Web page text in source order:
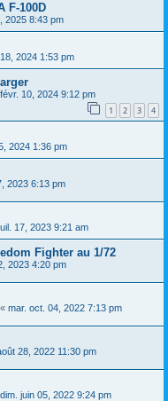
F-100D
2025 8:43 pm
2024 1:53 pm
10, 2024 9:12 pm
1 2 3 4
2024 1:36 pm
2023 6:13 pm
17, 2023 9:21 am
Fighter au 1/72
2023 4:20 pm
« mar. oct. 04, 2022 7:13 pm
28, 2022 11:30 pm
dim. juin 05, 2022 9:24 pm